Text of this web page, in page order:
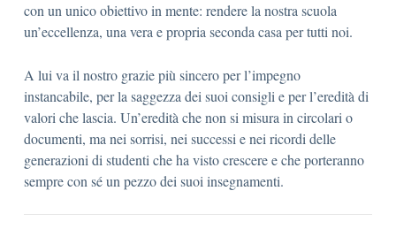
con un unico obiettivo in mente: rendere la nostra scuola
un’eccellenza, una vera e propria seconda casa per tutti noi.
A lui va il nostro grazie più sincero per l’impegno
instancabile, per la saggezza dei suoi consigli e per l’eredità di
valori che lascia. Un’eredità che non si misura in circolari o
documenti, ma nei sorrisi, nei successi e nei ricordi delle
generazioni di studenti che ha visto crescere e che porteranno
sempre con sé un pezzo dei suoi insegnamenti.